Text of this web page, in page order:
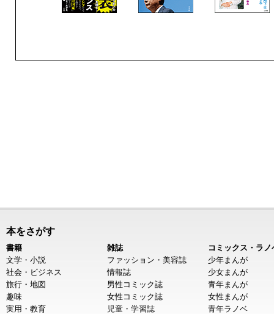
本をさがす
書籍
文学・小説
社会・ビジネス
旅行・地図
趣味
実用・教育
雑誌
ファッション・美容誌
情報誌
男性コミック誌
女性コミック誌
児童・学習誌
コミックス・ラノ
少年まんが
少女まんが
青年まんが
女性まんが
青年ラノベ